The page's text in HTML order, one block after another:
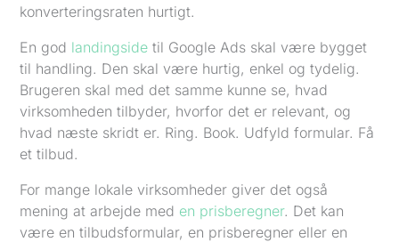
konverteringsraten hurtigt.
En god landingside til Google Ads skal være bygget
til handling. Den skal være hurtig, enkel og tydelig.
Brugeren skal med det samme kunne se, hvad
virksomheden tilbyder, hvorfor det er relevant, og
hvad næste skridt er. Ring. Book. Udfyld formular. Få
et tilbud.
For mange lokale virksomheder giver det også
mening at arbejde med en prisberegner. Det kan
være en tilbudsformular, en prisberegner eller en